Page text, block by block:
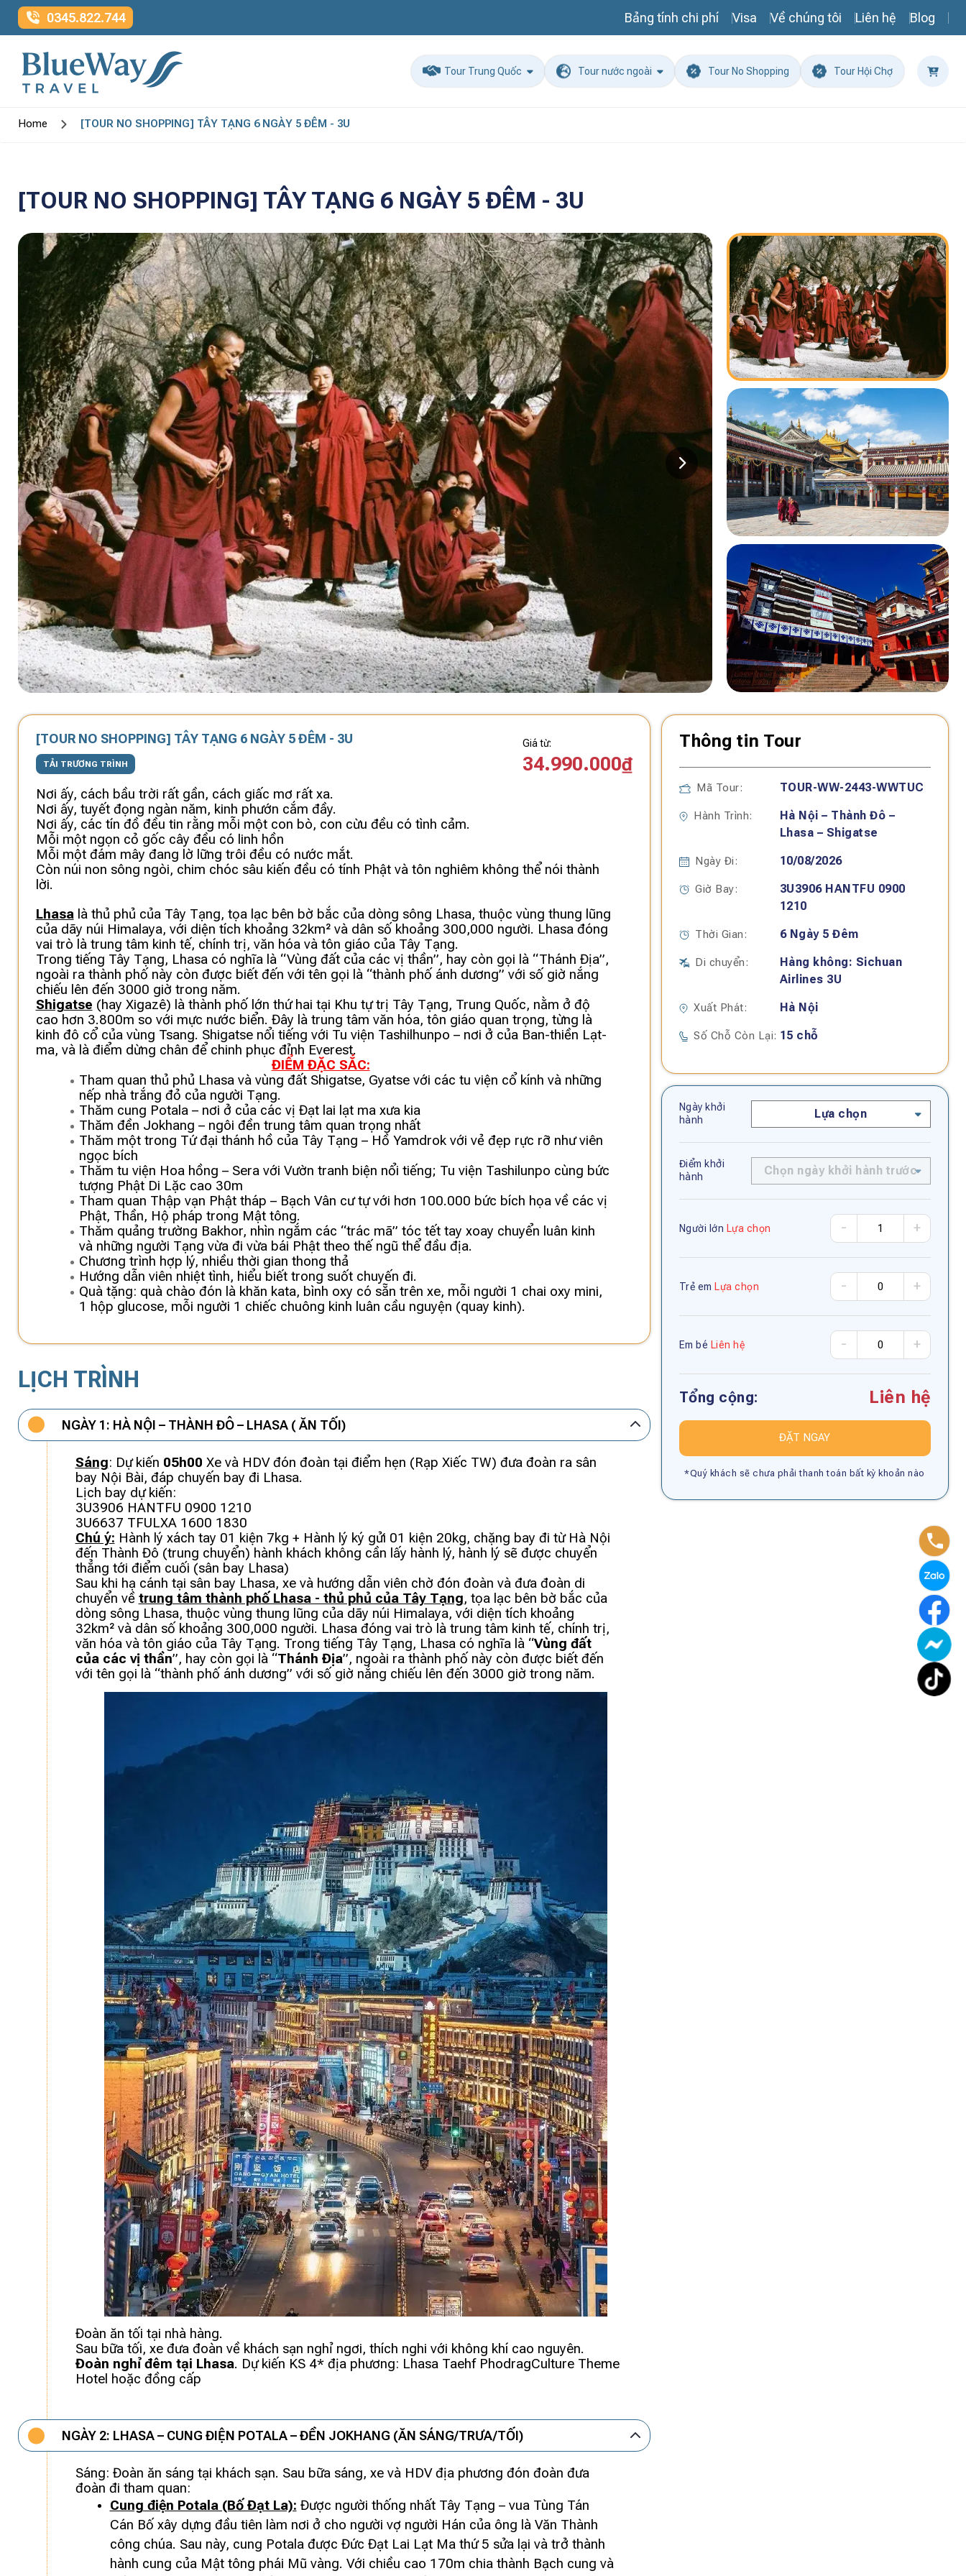
0345.822.744 Bảng tính chi phí Visa Về chúng tôi Liên hệ Blog
Tour Trung Quốc Tour nước ngoài Tour No Shopping Tour Hội Chợ
Home [TOUR NO SHOPPING] TÂY TẠNG 6 NGÀY 5 ĐÊM - 3U
[TOUR NO SHOPPING] TÂY TẠNG 6 NGÀY 5 ĐÊM - 3U
[TOUR NO SHOPPING] TÂY TẠNG 6 NGÀY 5 ĐÊM - 3U
TẢI TRƯƠNG TRÌNH
Giá từ:
34.990.000₫
Nơi ấy, cách bầu trời rất gần, cách giấc mơ rất xa.
Nơi ấy, tuyết đọng ngàn năm, kinh phướn cắm đầy.
Nơi ấy, các tín đồ đều tin rằng mỗi một con bò, con cừu đều có tình cảm.
Mỗi một ngọn cỏ gốc cây đều có linh hồn
Mỗi một đám mây đang lờ lững trôi đều có nước mắt.
Còn núi non sông ngòi, chim chóc sâu kiến đều có tính Phật và tôn nghiêm không thể nói thành
lời.
Lhasalà thủ phủ của Tây Tạng, tọa lạc bên bờ bắc của dòng sông Lhasa, thuộc vùng thung lũng
của dãy núi Himalaya, với diện tích khoảng 32km² và dân số khoảng 300,000 người. Lhasa đóng
vai trò là trung tâm kinh tế, chính trị, văn hóa và tôn giáo của Tây Tạng.
Trong tiếng Tây Tạng, Lhasa có nghĩa là “Vùng đất của các vị thần”, hay còn gọi là “Thánh Địa”,
ngoài ra thành phố này còn được biết đến với tên gọi là “thành phố ánh dương” với số giờ nắng
chiếu lên đến 3000 giờ trong năm.
Shigatse (hay Xigazê) là thành phố lớn thứ hai tại Khu tự trị Tây Tạng, Trung Quốc, nằm ở độ
cao hơn 3.800m so với mực nước biển. Đây là trung tâm văn hóa, tôn giáo quan trọng, từng là
kinh đô cổ của vùng Tsang. Shigatse nổi tiếng với Tu viện Tashilhunpo – nơi ở của Ban-thiền Lạt-
ma, và là điểm dừng chân để chinh phục đỉnh Everest.
ĐIỂM ĐẶC SẮC:
Tham quan thủ phủ Lhasa và vùng đất Shigatse, Gyatse với các tu viện cổ kính và những
nếp nhà trắng đỏ của người Tạng.
Thăm cung Potala – nơi ở của các vị Đạt lai lạt ma xưa kia
Thăm đền Jokhang – ngôi đền trung tâm quan trọng nhất
Thăm một trong Tứ đại thánh hồ của Tây Tạng – Hồ Yamdrok với vẻ đẹp rực rỡ như viên
ngọc bích
Thăm tu viện Hoa hồng – Sera với Vườn tranh biện nổi tiếng; Tu viện Tashilunpo cùng bức
tượng Phật Di Lặc cao 30m
Tham quan Thập vạn Phật tháp – Bạch Vân cư tự với hơn 100.000 bức bích họa về các vị
Phật, Thần, Hộ pháp trong Mật tông.
Thăm quảng trường Bakhor, nhìn ngắm các “trác mã” tóc tết tay xoay chuyển luân kinh
và những người Tạng vừa đi vừa bái Phật theo thế ngũ thể đầu địa.
Chương trình hợp lý, nhiều thời gian thong thả
Hướng dẫn viên nhiệt tình, hiểu biết trong suốt chuyến đi.
Quà tặng: quà chào đón là khăn kata, bình oxy có sẵn trên xe, mỗi người 1 chai oxy mini,
1 hộp glucose, mỗi người 1 chiếc chuông kinh luân cầu nguyện (quay kinh).
LỊCH TRÌNH
NGÀY 1: HÀ NỘI – THÀNH ĐÔ – LHASA ( ĂN TỐI)
Sáng: Dự kiến 05h00 Xe và HDV đón đoàn tại điểm hẹn (Rạp Xiếc TW) đưa đoàn ra sân
bay Nội Bài, đáp chuyến bay đi Lhasa.
Lịch bay dự kiến:
3U3906 HANTFU 0900 1210
3U6637 TFULXA 1600 1830
Chú ý: Hành lý xách tay 01 kiện 7kg + Hành lý ký gửi 01 kiện 20kg, chặng bay đi từ Hà Nội
đến Thành Đô (trung chuyển) hành khách không cần lấy hành lý, hành lý sẽ được chuyển
thẳng tới điểm cuối (sân bay Lhasa)
Sau khi hạ cánh tại sân bay Lhasa, xe và hướng dẫn viên chờ đón đoàn và đưa đoàn di
chuyển về trung tâm thành phố Lhasa - thủ phủ của Tây Tạng, tọa lạc bên bờ bắc của
dòng sông Lhasa, thuộc vùng thung lũng của dãy núi Himalaya, với diện tích khoảng
32km² và dân số khoảng 300,000 người. Lhasa đóng vai trò là trung tâm kinh tế, chính trị,
văn hóa và tôn giáo của Tây Tạng. Trong tiếng Tây Tạng, Lhasa có nghĩa là “Vùng đất
của các vị thần”, hay còn gọi là “Thánh Địa”, ngoài ra thành phố này còn được biết đến
với tên gọi là “thành phố ánh dương” với số giờ nắng chiếu lên đến 3000 giờ trong năm.
Đoàn ăn tối tại nhà hàng.
Sau bữa tối, xe đưa đoàn về khách sạn nghỉ ngơi, thích nghi với không khí cao nguyên.
Đoàn nghỉ đêm tại Lhasa. Dự kiến KS 4* địa phương: Lhasa Taehf PhodragCulture Theme
Hotel hoặc đồng cấp
NGÀY 2: LHASA – CUNG ĐIỆN POTALA – ĐỀN JOKHANG (ĂN SÁNG/TRƯA/TỐI)
Sáng: Đoàn ăn sáng tại khách sạn. Sau bữa sáng, xe và HDV địa phương đón đoàn đưa
đoàn đi tham quan:
Cung điện Potala (Bố Đạt La): Được người thống nhất Tây Tạng – vua Tùng Tán
Cán Bố xây dựng đầu tiên làm nơi ở cho người vợ người Hán của ông là Văn Thành
công chúa. Sau này, cung Potala được Đức Đạt Lai Lạt Ma thứ 5 sửa lại và trở thành
hành cung của Mật tông phái Mũ vàng. Với chiều cao 170m chia thành Bạch cung và
Thông tin Tour
Mã Tour: TOUR-WW-2443-WWTUC
Hành Trình:
Hà Nội – Thành Đô –
Lhasa – Shigatse
Ngày Đi: 10/08/2026
Giờ Bay:
3U3906 HANTFU 0900
1210
Thời Gian: 6 Ngày 5 Đêm
Di chuyển:
Hàng không: Sichuan
Airlines 3U
Xuất Phát: Hà Nội
Số Chỗ Còn Lại: 15 chỗ
Ngày khởi
hành
Lựa chọn
Điểm khởi
hành
Chọn ngày khởi hành trước
Người lớn Lựa chọn - +
Trẻ em Lựa chọn - +
Em bé Liên hệ - +
Tổng cộng: Liên hệ
ĐẶT NGAY
*Quý khách sẽ chưa phải thanh toán bất kỳ khoản nào